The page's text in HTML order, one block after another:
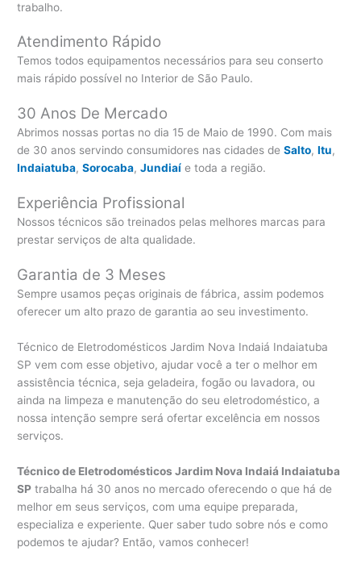
trabalho.
Atendimento Rápido
Temos todos equipamentos necessários para seu conserto
mais rápido possível no Interior de São Paulo.
30 Anos De Mercado
Abrimos nossas portas no dia 15 de Maio de 1990. Com mais
de 30 anos servindo consumidores nas cidades deSalto,Itu,
Indaiatuba,Sorocaba,Jundiaí e toda a região.
Experiência Profissional
Nossos técnicos são treinados pelas melhores marcas para
prestar serviços de alta qualidade.
Garantia de 3 Meses
Sempre usamos peças originais de fábrica, assim podemos
oferecer um alto prazo de garantia ao seu investimento.
Técnico de Eletrodomésticos Jardim Nova Indaiá Indaiatuba
SP vem com esse objetivo, ajudar você a ter o melhor em
assistência técnica, seja geladeira, fogão ou lavadora, ou
ainda na limpeza e manutenção do seu eletrodoméstico, a
nossa intenção sempre será ofertar excelência em nossos
serviços.
Técnico de Eletrodomésticos Jardim Nova Indaiá Indaiatuba
SP trabalha há 30 anos no mercado oferecendo o que há de
melhor em seus serviços, com uma equipe preparada,
especializa e experiente. Quer saber tudo sobre nós e como
podemos te ajudar? Então, vamos conhecer!